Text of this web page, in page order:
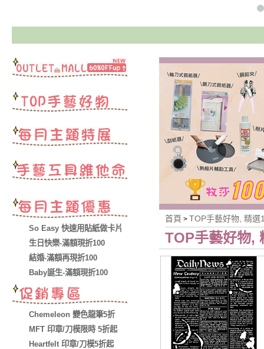
So Easy 快速用貼紙做卡片
生日快樂-滿額現折100
結婚-滿額再現折100
Baby誕生-滿額現折100
Chemeleon 變色龍筆5折
MFT 印章/刀模限時 5折起
Heartfelt 印章/刀模5折起
首頁 > TOP手藝好物, 精
TOP手藝好物,